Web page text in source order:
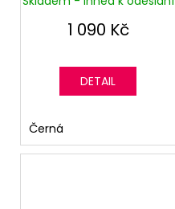
1 090 Kč
DETAIL
Černá